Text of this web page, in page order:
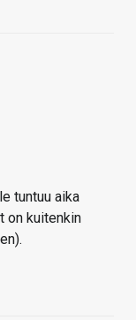
tuntuu aika
on kuitenkin